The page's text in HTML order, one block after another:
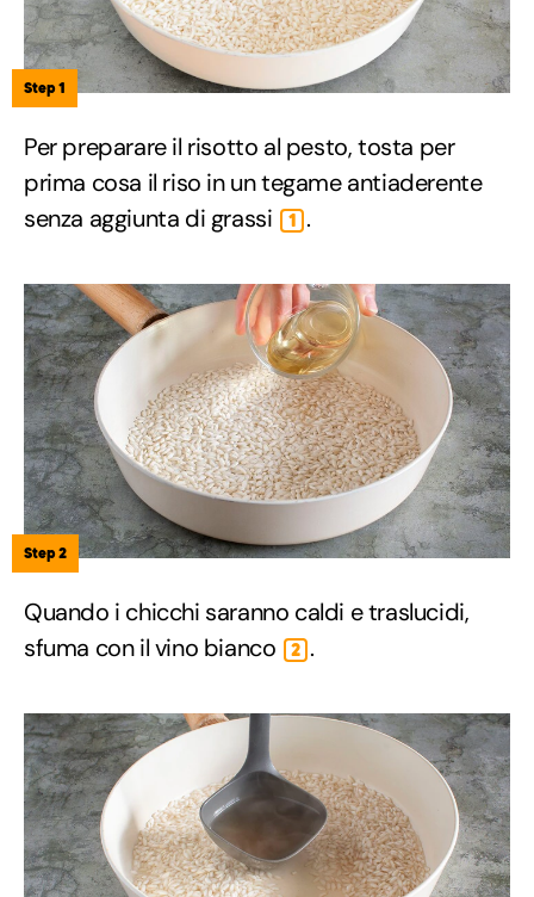
Step 1
Per preparare il risotto al pesto, tosta per
prima cosa il riso in un tegame antiaderente
senza aggiunta di grassi
1 .
Step 2
Quando i chicchi saranno caldi e traslucidi,
sfuma con il vino bianco
2 .